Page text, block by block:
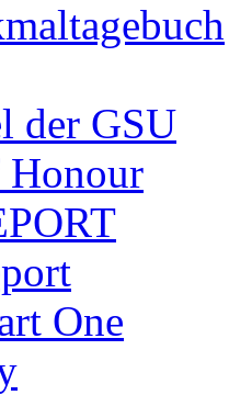
der GSU
Honour
One